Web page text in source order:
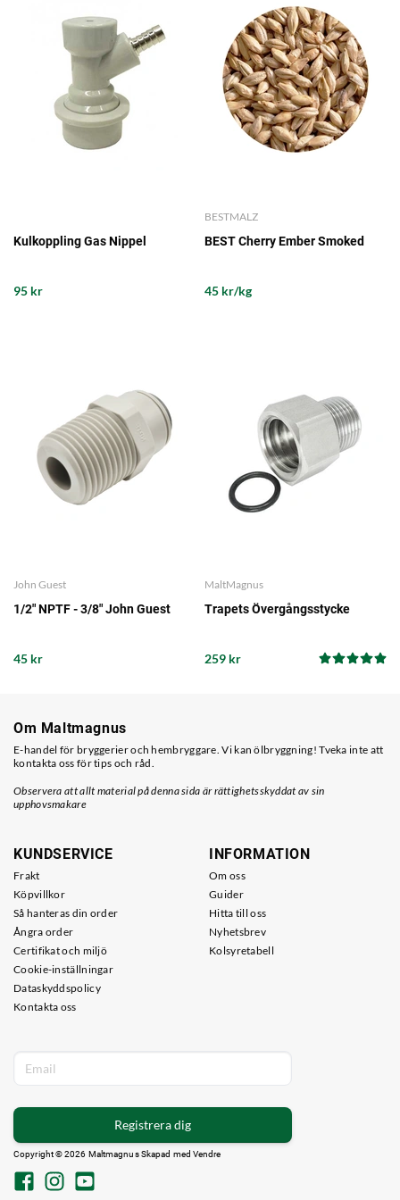
Kulkoppling Gas Nippel
95 kr
BESTMALZ
BEST Cherry Ember Smoked
45 kr/kg
John Guest
1/2" NPTF - 3/8" John Guest
45 kr
MaltMagnus
Trapets Övergångsstycke
259 kr
Om Maltmagnus
E-handel för bryggerier och hembryggare. Vi kan ölbryggning! Tveka inte att
kontakta oss för tips och råd.
Observera att allt material på denna sida är rättighetsskyddat av sin
upphovsmakare
KUNDSERVICE
Frakt
Köpvillkor
Så hanteras din order
Ångra order
Certifikat och miljö
Cookie-inställningar
Dataskyddspolicy
Kontakta oss
INFORMATION
Om oss
Guider
Hitta till oss
Nyhetsbrev
Kolsyretabell
Registrera dig
Copyright © 2026 Maltmagnus Skapad med Vendre